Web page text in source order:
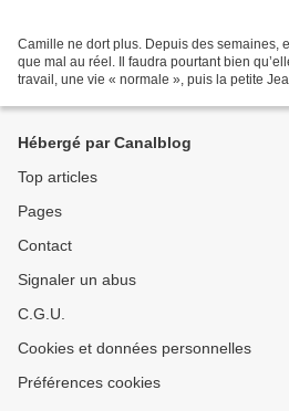
Camille ne dort plus. Depuis des semaines,
que mal au réel. Il faudra pourtant bien
travail, une vie « normale », puis la petite
Hébergé par Canalblog
Top articles
Pages
Contact
Signaler un abus
C.G.U.
Cookies et données personnelles
Préférences cookies